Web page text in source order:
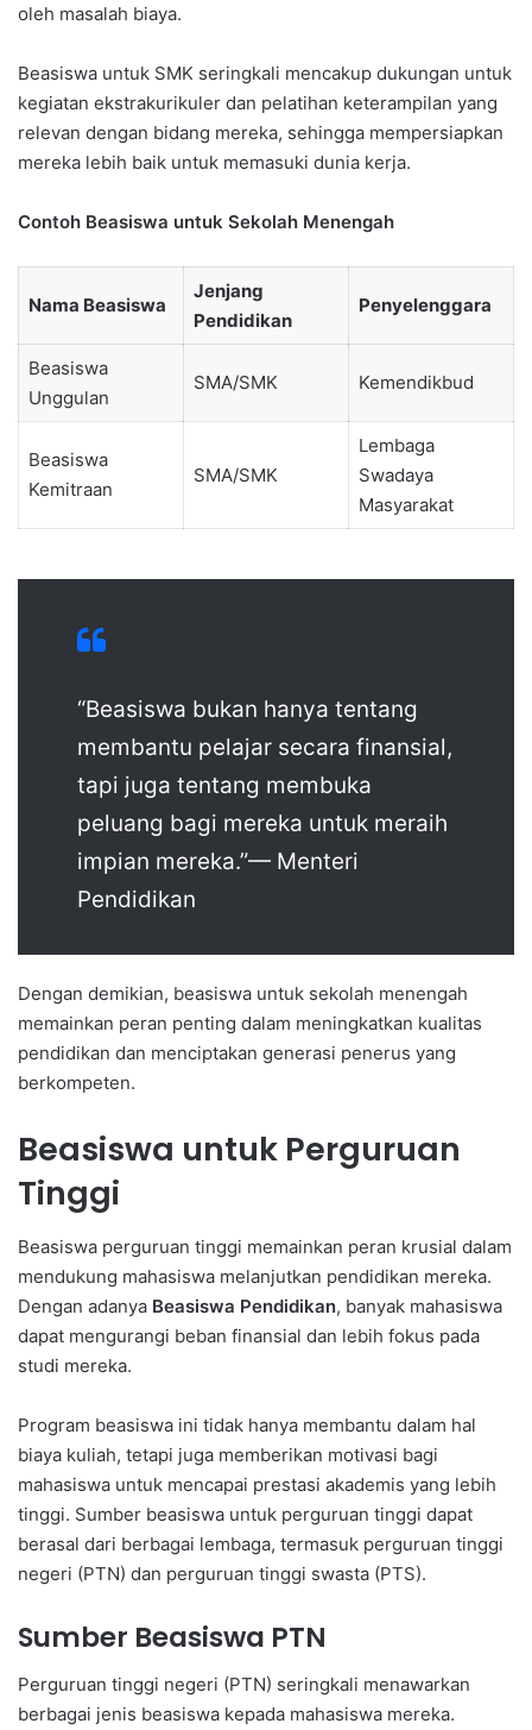
oleh masalah biaya.
Beasiswa untuk SMK seringkali mencakup dukungan untuk
kegiatan ekstrakurikuler dan pelatihan keterampilan yang
relevan dengan bidang mereka, sehingga mempersiapkan
mereka lebih baik untuk memasuki dunia kerja.
Contoh Beasiswa untuk Sekolah Menengah
Nama Beasiswa
Jenjang
Pendidikan
Penyelenggara
Beasiswa
Unggulan
SMA/SMK Kemendikbud
Beasiswa
Kemitraan
SMA/SMK
Lembaga
Swadaya
Masyarakat
“Beasiswa bukan hanya tentang
membantu pelajar secara finansial,
tapi juga tentang membuka
peluang bagi mereka untuk meraih
impian mereka.”— Menteri
Pendidikan
Dengan demikian, beasiswa untuk sekolah menengah
memainkan peran penting dalam meningkatkan kualitas
pendidikan dan menciptakan generasi penerus yang
berkompeten.
Beasiswa untuk Perguruan
Tinggi
Beasiswa perguruan tinggi memainkan peran krusial dalam
mendukung mahasiswa melanjutkan pendidikan mereka.
Dengan adanya Beasiswa Pendidikan, banyak mahasiswa
dapat mengurangi beban finansial dan lebih fokus pada
studi mereka.
Program beasiswa ini tidak hanya membantu dalam hal
biaya kuliah, tetapi juga memberikan motivasi bagi
mahasiswa untuk mencapai prestasi akademis yang lebih
tinggi. Sumber beasiswa untuk perguruan tinggi dapat
berasal dari berbagai lembaga, termasuk perguruan tinggi
negeri (PTN) dan perguruan tinggi swasta (PTS).
Sumber Beasiswa PTN
Perguruan tinggi negeri (PTN) seringkali menawarkan
berbagai jenis beasiswa kepada mahasiswa mereka.